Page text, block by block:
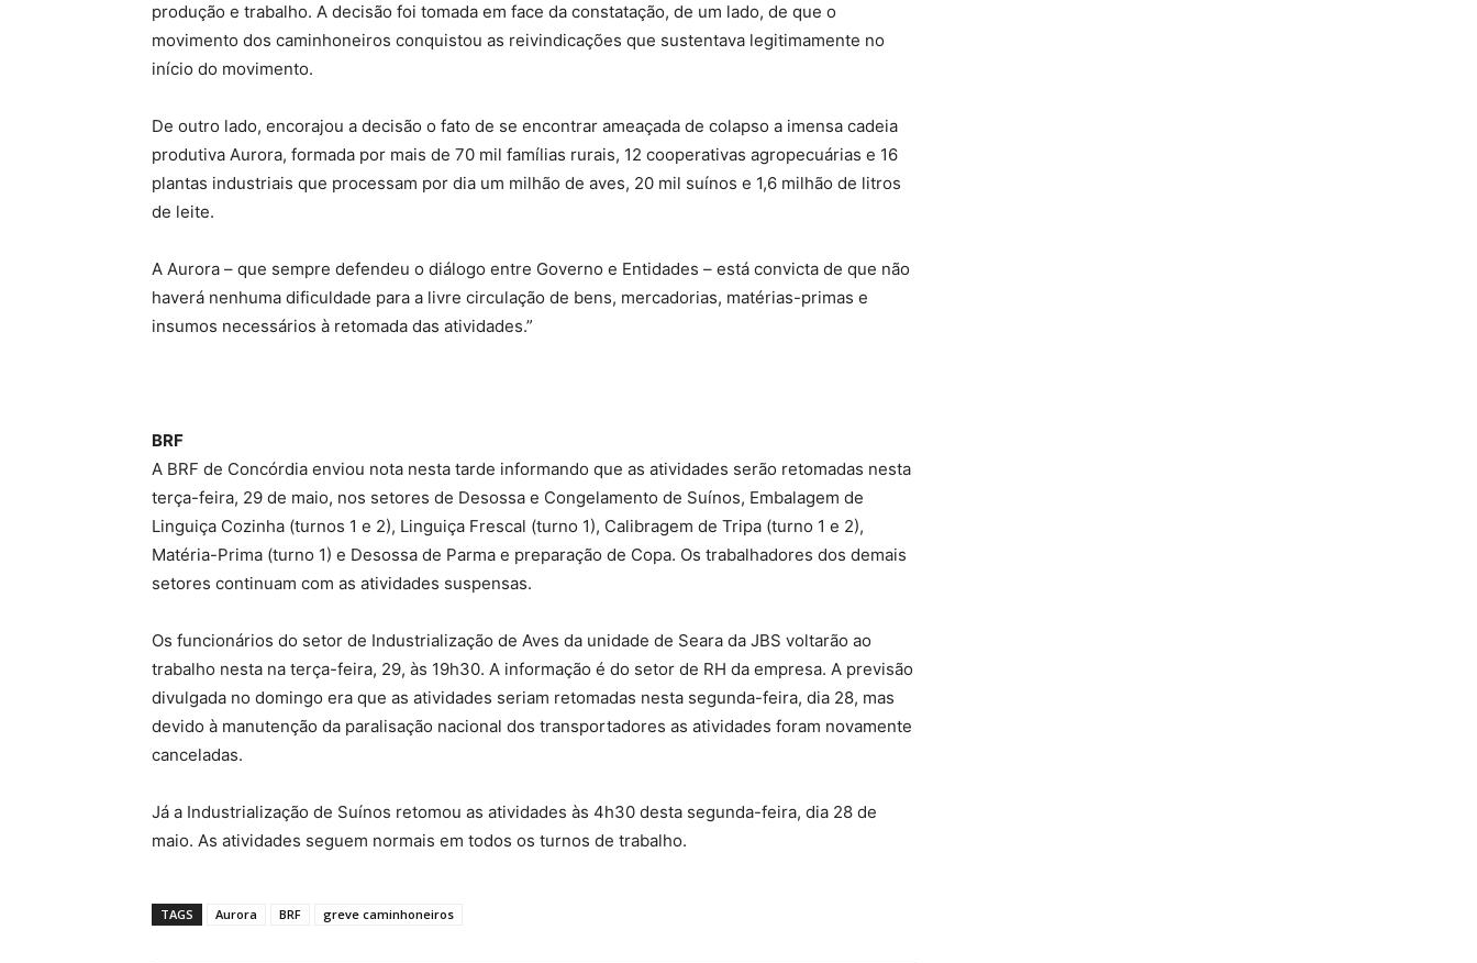
produção e trabalho. A decisão foi tomada em face da constatação, de um lado, de que o
movimento dos caminhoneiros conquistou as reivindicações que sustentava legitimamente no
início do movimento.
De outro lado, encorajou a decisão o fato de se encontrar ameaçada de colapso a imensa cadeia
produtiva Aurora, formada por mais de 70 mil famílias rurais, 12 cooperativas agropecuárias e 16
plantas industriais que processam por dia um milhão de aves, 20 mil suínos e 1,6 milhão de litros
de leite.
A Aurora – que sempre defendeu o diálogo entre Governo e Entidades – está convicta de que não
haverá nenhuma dificuldade para a livre circulação de bens, mercadorias, matérias-primas e
insumos necessários à retomada das atividades.”
BRF
A BRF de Concórdia enviou nota nesta tarde informando que as atividades serão retomadas nesta
terça-feira, 29 de maio, nos setores de Desossa e Congelamento de Suínos, Embalagem de
Linguiça Cozinha (turnos 1 e 2), Linguiça Frescal (turno 1), Calibragem de Tripa (turno 1 e 2),
Matéria-Prima (turno 1) e Desossa de Parma e preparação de Copa. Os trabalhadores dos demais
setores continuam com as atividades suspensas.
Os funcionários do setor de Industrialização de Aves da unidade de Seara da JBS voltarão ao
trabalho nesta na terça-feira, 29, às 19h30. A informação é do setor de RH da empresa. A previsão
divulgada no domingo era que as atividades seriam retomadas nesta segunda-feira, dia 28, mas
devido à manutenção da paralisação nacional dos transportadores as atividades foram novamente
canceladas.
Já a Industrialização de Suínos retomou as atividades às 4h30 desta segunda-feira, dia 28 de
maio. As atividades seguem normais em todos os turnos de trabalho.
TAGS Aurora BRF greve caminhoneiros